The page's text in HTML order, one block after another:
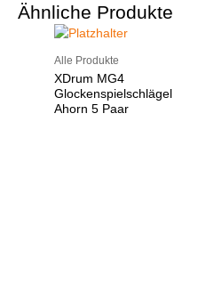
Ähnliche Produkte
Alle Produkte
XDrum MG4
Glockenspielschlägel
Ahorn 5 Paar